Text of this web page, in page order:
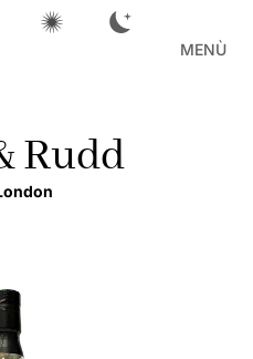
MENÙ
Rudd